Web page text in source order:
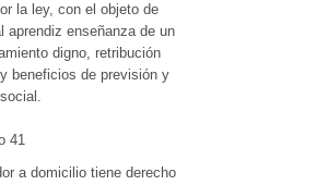
la ley, con el objeto de
aprendiz enseñanza de un
digno, retribución
beneficios de previsión y
41
a domicilio tiene derecho